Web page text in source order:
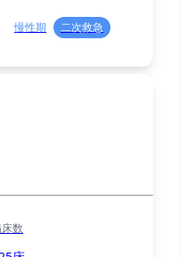
慢性期
二次救急
数